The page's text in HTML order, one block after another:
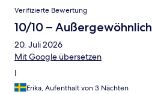
Verifizierte Bewertung
10/10 – Außergewöhnlich
20. Juli 2026
Mit Google übersetzen
I
Erika, Aufenthalt von 3 Nächten